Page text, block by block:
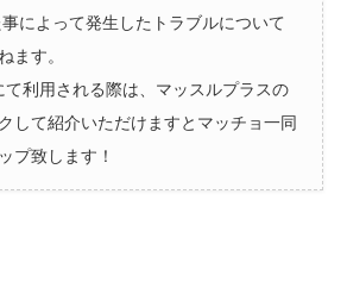
事によって発生したトラブルについて
ます。
て利用される際は、マッスルプラスの
して紹介いただけますとマッチョ一同
プ致します！